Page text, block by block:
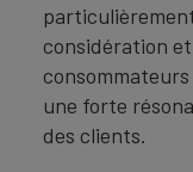
considération
une forte
des clients.